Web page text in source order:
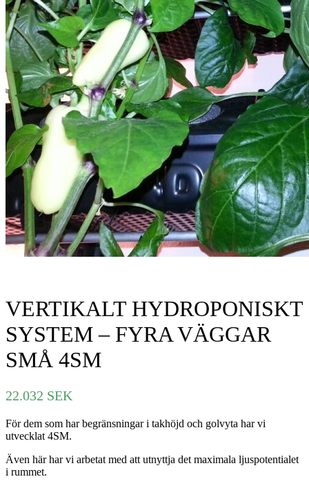
VERTIKALT HYDROPONISKT
SYSTEM – FYRA VÄGGAR
SMÅ 4SM
22.032 SEK
För dem som har begränsningar i takhöjd och golvyta har vi
utvecklat 4SM.
Även här har vi arbetat med att utnyttja det maximala ljuspotentialet
i rummet.